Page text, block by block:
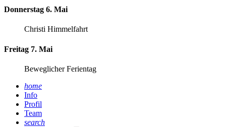
Donnerstag 6. Mai
Christi Himmelfahrt
Freitag 7. Mai
Beweglicher Ferientag
home
Info
Profil
Team
search